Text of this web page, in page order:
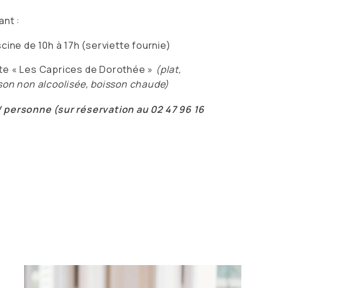
:
de 10h à 17h (serviette fournie)
« Les Caprices de Dorothée » (plat,
non alcoolisée, boisson chaude)
(sur réservation au 02 47 96 16